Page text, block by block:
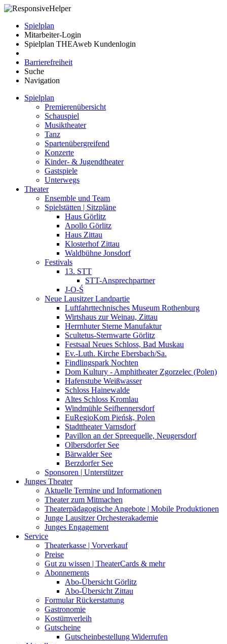
Spielplan
Mitarbeiter-Login
Spielplan THEAweb Kundenlogin
Barrierefreiheit
Suche
Navigation
Spielplan
Premierenübersicht
Schauspiel
Musiktheater
Tanz
Spartenübergreifend
Konzerte
Kinder- & Jugendtheater
Gastspiele
Unterwegs
Theater
Ensemble und Team
Spielstätten | Sitzpläne
Haus Görlitz
Apollo Görlitz
Haus Zittau
Klosterhof Zittau
Waldbühne Jonsdorf
Festivals
13. STT
STT-Ansprechpartner
J-O-Ś
Neue Lausitzer Landpartie
Luftfahrttechnisches Museum Rothenburg
Wirtshaus zur Weinau, Zittau
Herrnhuter Sterne Manufaktur
Scultetus-Sternwarte Görlitz
Festsaal Neues Schloss, Bad Muskau
Ev.-Luth. Kirche Ebersbach/­Sa.
Findlingspark Nochten
Dom Kultury - Amphitheater Zgorzelec (Polen)
Hafenstube Weißwasser
Schloss Hainewalde
Altes Schloss Kromlau
Windmühle Seifhennersdorf
EuRegioKom Pieńsk, Polen
Stadttheater Varnsdorf
Pavillon an der Spreequelle, Neugersdorf
Olbersdorfer See
Bärwalder See
Berzdorfer See
Sponsoren | Unterstützer
Junges Theater
Aktuelle Termine und Informationen
Theater zum Mitmachen
Theaterpädagogische Angebote | Mobile Produktionen
Junge Lausitzer Orchesterakademie
Junges Engagement
Service
Theaterkasse | Vorverkauf
Preise
Gut zu wissen | TheaterCards & mehr
Abonnements
Abo-Übersicht Görlitz
Abo-Übersicht Zittau
Formular Rückerstattung
Gastronomie
Kostümverleih
Gutscheine
Gutscheinbestellung Widerrufen